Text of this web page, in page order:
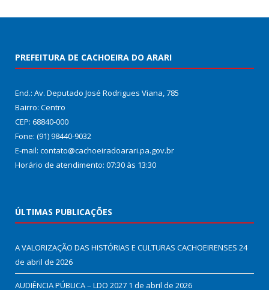
PREFEITURA DE CACHOEIRA DO ARARI
End.: Av. Deputado José Rodrigues Viana, 785
Bairro: Centro
CEP: 68840-000
Fone: (91) 98440-9032
E-mail: contato@cachoeiradoarari.pa.gov.br
Horário de atendimento: 07:30 às 13:30
ÚLTIMAS PUBLICAÇÕES
A VALORIZAÇÃO DAS HISTÓRIAS E CULTURAS CACHOEIRENSES 24
de abril de 2026
AUDIÊNCIA PÚBLICA – LDO 2027 1 de abril de 2026